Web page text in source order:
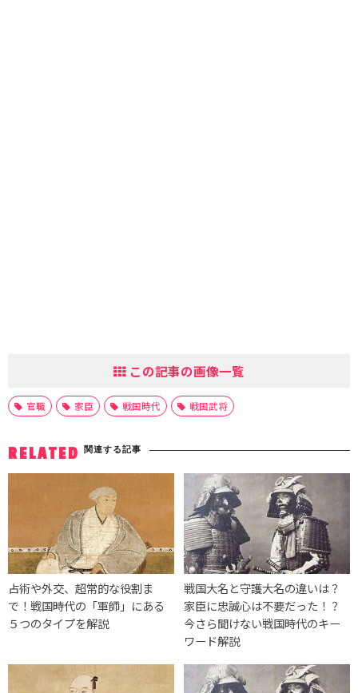
この記事の画像一覧
官職 家臣 戦国時代 戦国武将
RELATED 関連する記事
占術や外交、超常的な役割ま
で！戦国時代の「軍師」にある
５つのタイプを解説
戦国大名と守護大名の違いは？
家臣に忠誠心は不要だった！？
今さら聞けない戦国時代のキー
ワード解説